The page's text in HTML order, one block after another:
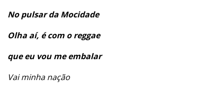
No pulsar da Mocidade
Olha aí, é com o reggae
que eu vou me embalar
Vai minha nação